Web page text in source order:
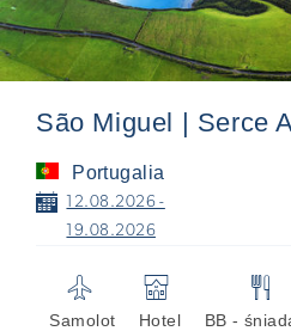
São Miguel | Serce
Portugalia
📅
12.08.2026 -
19.08.2026
✈
Samolot
🏨
Hotel
🍴
BB -